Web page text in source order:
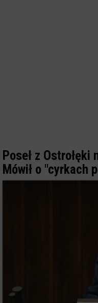
Poseł z Ostrołęki
Mówił o "cyrkach